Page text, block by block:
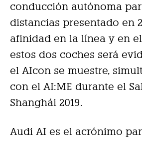
conducción autónoma
distancias presentado en
afinidad en la línea y en
estos dos coches será
el AIcon se muestre,
con el AI:ME durante el
Shanghái 2019.
Audi AI es el acrónimo